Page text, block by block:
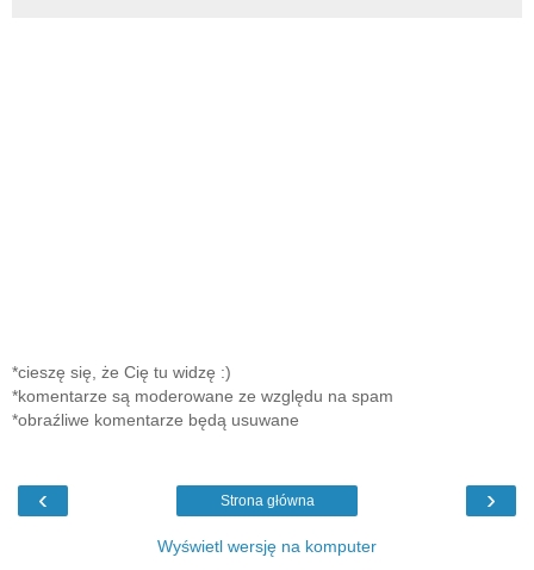
*cieszę się, że Cię tu widzę :)
*komentarze są moderowane ze względu na spam
*obraźliwe komentarze będą usuwane
‹ ›
Strona główna
Wyświetl wersję na komputer